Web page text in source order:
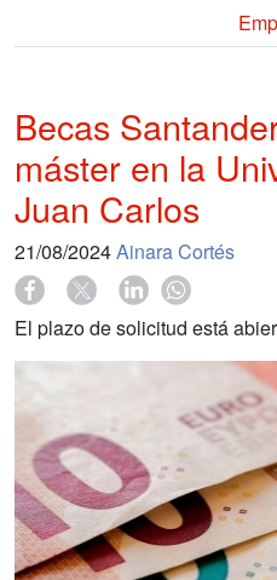
Becas
máster en la
Juan Carlos
21/08/2024Ainara Cortés
El plazo de solicitud está